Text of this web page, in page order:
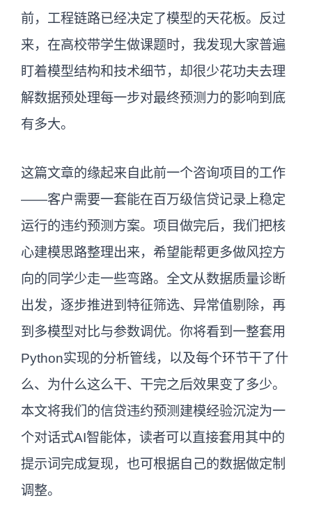
前，工程链路已经决定了模型的天花板。反过
来，在高校带学生做课题时，我发现大家普遍
盯着模型结构和技术细节，却很少花功夫去理
解数据预处理每一步对最终预测力的影响到底
有多大。
这篇文章的缘起来自此前一个咨询项目的工作
——客户需要一套能在百万级信贷记录上稳定
运行的违约预测方案。项目做完后，我们把核
心建模思路整理出来，希望能帮更多做风控方
向的同学少走一些弯路。全文从数据质量诊断
出发，逐步推进到特征筛选、异常值剔除，再
到多模型对比与参数调优。你将看到一整套用
Python实现的分析管线，以及每个环节干了什
么、为什么这么干、干完之后效果变了多少。
本文将我们的信贷违约预测建模经验沉淀为一
个对话式AI智能体，读者可以直接套用其中的
提示词完成复现，也可根据自己的数据做定制
调整。